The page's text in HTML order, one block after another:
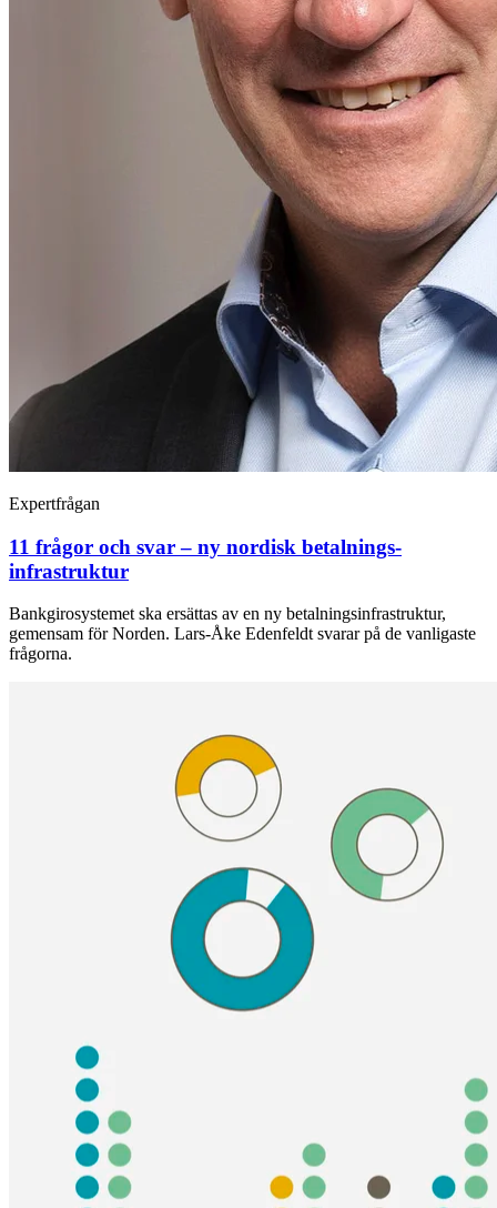
Expertfrågan
11 frågor och svar – ny nordisk betalnings­
infrastruktur
Bankgirosystemet ska ersättas av en ny betalningsinfrastruktur,
gemensam för Norden. Lars-Åke Edenfeldt svarar på de vanligaste
frågorna.